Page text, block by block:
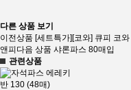
다른 상품 보기
이전상품 [세트특가][코와] 큐피 코
앤피다음 상품 샤론파스 80매입
관련상품